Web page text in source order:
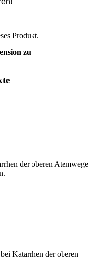
Produkt.
zu
der oberen Atemwege
Katarrhen der oberen